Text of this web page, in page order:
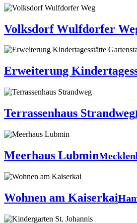
Volksdorf Wulfdorfer
Erweiterung
Terrassenhaus Strandweg
Meerhaus Lubmin
Wohnen am Kaiserkai